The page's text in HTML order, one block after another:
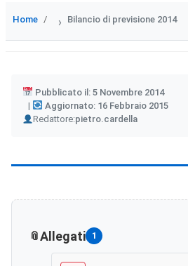
Home › Bilancio di previsione 2014
Pubblicato il: 5 Novembre 2014
Aggiornato: 16 Febbraio 2015
Redattore:
Author pietro.cardella
Allegati 1